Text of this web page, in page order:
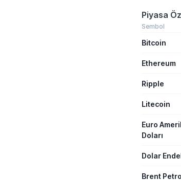
çalışmaları
Piyasa
Sembol
Bitcoin
Ethereum
Ripple
Litecoin
Euro
Doları
Dolar
Brent